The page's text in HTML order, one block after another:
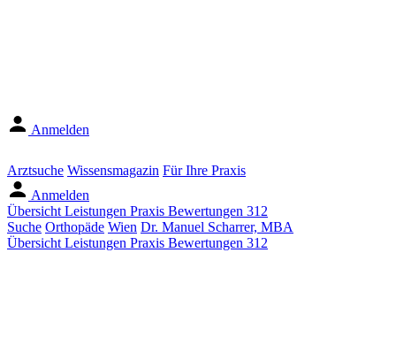
Anmelden
Arztsuche Wissensmagazin Für Ihre Praxis
Anmelden
Übersicht Leistungen Praxis Bewertungen 312
Suche Orthopäde Wien Dr. Manuel Scharrer, MBA
Übersicht Leistungen Praxis Bewertungen 312